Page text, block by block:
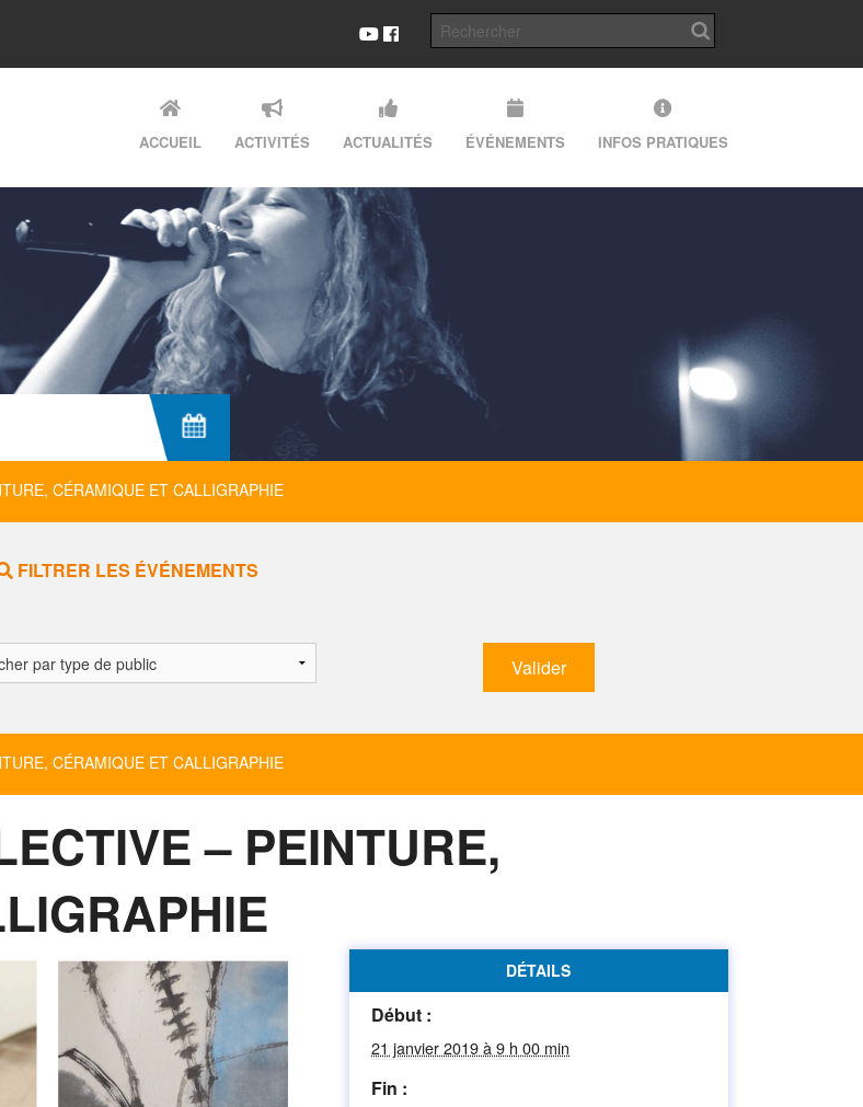
ACCUEIL ACTIVITÉS ACTUALITÉS ÉVÉNEMENTS INFOS PRATIQUES
CÉRAMIQUE ET CALLIGRAPHIE
FILTRER LES ÉVÉNEMENTS
CÉRAMIQUE ET CALLIGRAPHIE
– PEINTURE,
DÉTAILS
Début :
21 janvier 2019 à 9 h 00 min
Fin :